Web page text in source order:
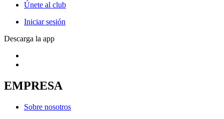
Únete al club
Iniciar sesión
Descarga la app
EMPRESA
Sobre nosotros